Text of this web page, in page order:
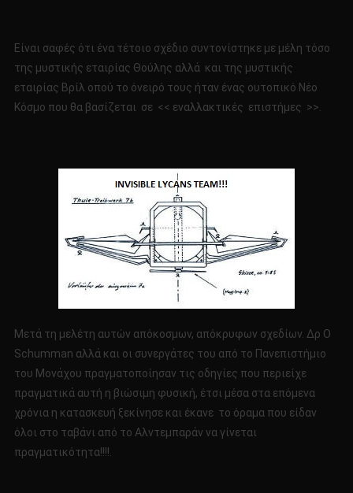
Είναι σαφές ότι ένα τέτοιο σχέδιο συντονίστηκε με μέλη τόσο
της μυστικής εταιρίας Θούλης αλλά και της μυστικής
εταιρίας Βρίλ οπού το όνειρό τους ήταν ένας ουτοπικό Νέο
Κόσμο που θα βασίζεται σε << εναλλακτικές επιστήμες >>.
Μετά τη μελέτη αυτών απόκοσμων, απόκρυφων σχεδίων. Δρ Ο
Schumman αλλά και οι συνεργάτες του από το Πανεπιστήμιο
του Μονάχου πραγματοποίησαν τις οδηγίες που περιείχε
πραγματικά αυτή η βιώσιμη φυσική, έτσι μέσα στα επόμενα
χρόνια η κατασκευή ξεκίνησε και έκανε το όραμα που είδαν
όλοι στο ταβάνι από το Αλντεμπαράν να γίνεται
πραγματικότητα!!!!.